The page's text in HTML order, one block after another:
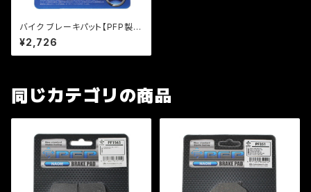
バイク ブレーキパット【PFP製】
PF263 マスターパッド TW200
セロー225【クリックポスト発送
可能】
¥2,726
同じカテゴリの商品